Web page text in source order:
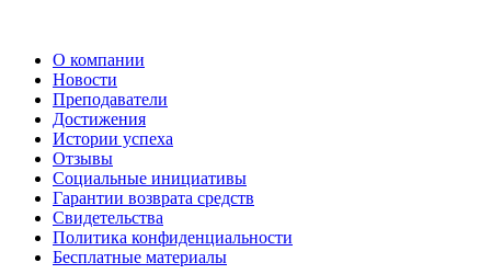
О компании
Новости
Преподаватели
Достижения
Истории успеха
Отзывы
Социальные инициативы
Гарантии возврата средств
Свидетельства
Политика конфиденциальности
Бесплатные материалы